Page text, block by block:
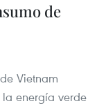
de
Vietnam
energía verde